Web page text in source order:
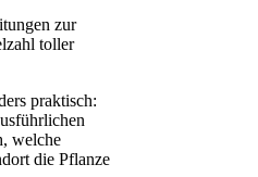
zur
toller
praktisch:
welche
die Pflanze